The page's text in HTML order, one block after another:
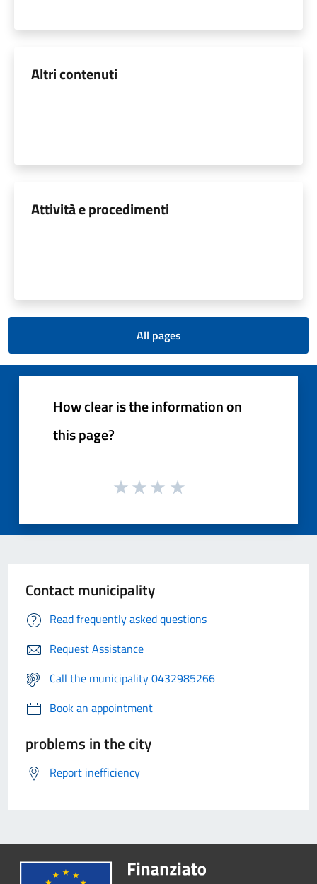
Altri contenuti
Attività e procedimenti
All pages
How clear is the information on
this page?
Contact municipality
Read frequently asked questions
Request Assistance
Call the municipality 0432985266
Book an appointment
problems in the city
Report inefficiency